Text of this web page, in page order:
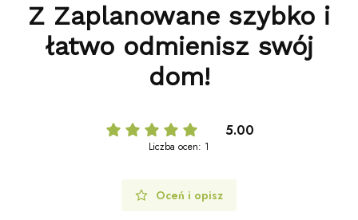
Z Zaplanowane szybko i
łatwo odmienisz swój
dom!
5.00
Liczba ocen: 1
Oceń i opisz